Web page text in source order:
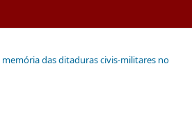
memória das ditaduras civis-militares no